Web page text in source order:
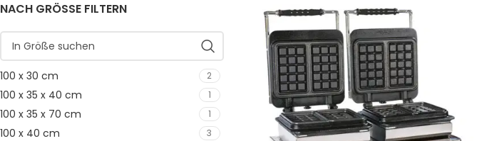
NACH GRÖSSE FILTERN
100 x 30 cm 2
100 x 35 x 40 cm 1
100 x 35 x 70 cm 1
100 x 40 cm 3